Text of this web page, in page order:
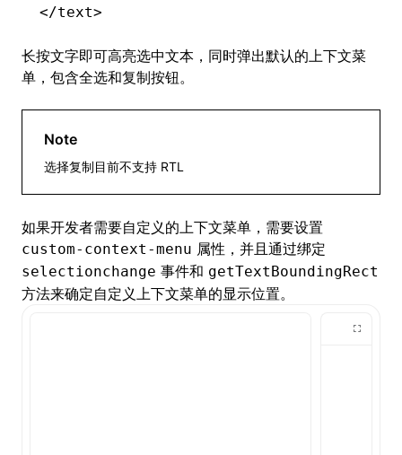
</text>
长按文字即可高亮选中文本，同时弹出默认的上下文菜
单，包含全选和复制按钮。
Note
选择复制目前不支持 RTL
如果开发者需要自定义的上下文菜单，需要设置
custom-context-menu 属性，并且通过绑定
selectionchange 事件和 getTextBoundingRect
方法来确定自定义上下文菜单的显示位置。